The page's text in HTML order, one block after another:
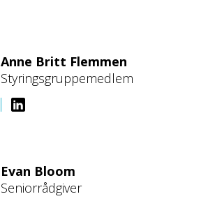
Anne Britt Flemmen
Styringsgruppemedlem
Evan Bloom
Seniorrådgiver